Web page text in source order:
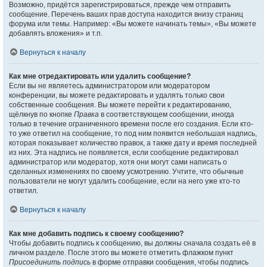
Возможно, придётся зарегистрироваться, прежде чем отправить
сообщение. Перечень ваших прав доступа находится внизу страниц
форума или темы. Например: «Вы можете начинать темы», «Вы можете
добавлять вложения» и т.п.
Вернуться к началу
Как мне отредактировать или удалить сообщение?
Если вы не являетесь администратором или модератором
конференции, вы можете редактировать и удалять только свои
собственные сообщения. Вы можете перейти к редактированию,
щёлкнув по кнопке Правка в соответствующем сообщении, иногда
только в течение ограниченного времени после его создания. Если кто-
то уже ответил на сообщение, то под ним появится небольшая надпись,
которая показывает количество правок, а также дату и время последней
из них. Эта надпись не появляется, если сообщение редактировал
администратор или модератор, хотя они могут сами написать о
сделанных изменениях по своему усмотрению. Учтите, что обычные
пользователи не могут удалить сообщение, если на него уже кто-то
ответил.
Вернуться к началу
Как мне добавить подпись к своему сообщению?
Чтобы добавить подпись к сообщению, вы должны сначала создать её в
личном разделе. После этого вы можете отметить флажком пункт
Присоединить подпись в форме отправки сообщения, чтобы подпись